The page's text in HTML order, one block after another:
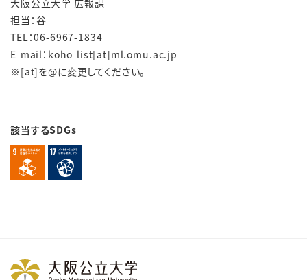
大阪公立大学 広報課
担当：谷
TEL：06-6967-1834
E-mail：koho-list[at]ml.omu.ac.jp
※[at]を@に変更してください。
該当するSDGs